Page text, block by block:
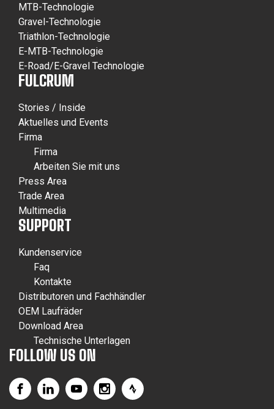
MTB-Technologie
Gravel-Technologie
Triathlon-Technologie
E-MTB-Technologie
E-Road/E-Gravel Technologie
FULCRUM
Stories / Inside
Aktuelles und Events
Firma
Firma
Arbeiten Sie mit uns
Press Area
Trade Area
Multimedia
SUPPORT
Kundenservice
Faq
Kontakte
Distributoren und Fachhändler
OEM Laufräder
Download Area
Technische Unterlagen
FOLLOW US ON